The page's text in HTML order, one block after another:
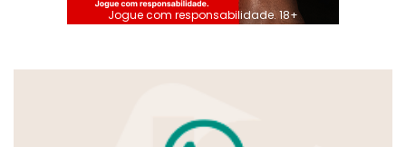
Jogue com responsabilidade. 18+